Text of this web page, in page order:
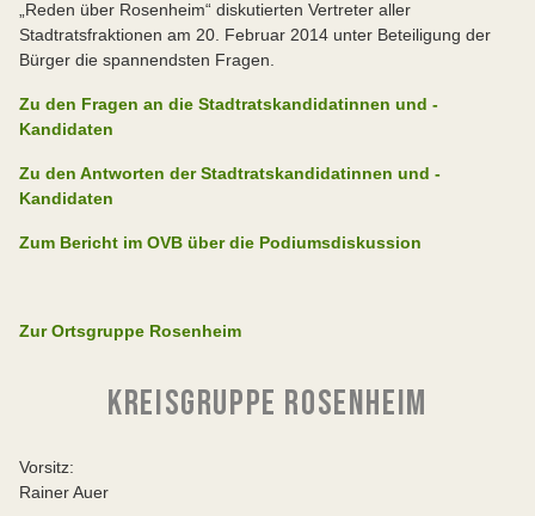
„Reden über Rosenheim“ diskutierten Vertreter aller
Stadtratsfraktionen am 20. Februar 2014 unter Beteiligung der
Bürger die spannendsten Fragen.
Zu den Fragen an die Stadtratskandidatinnen und -
Kandidaten
Zu den Antworten der Stadtratskandidatinnen und -
Kandidaten
Zum Bericht im OVB über die Podiumsdiskussion
Zur Ortsgruppe Rosenheim
KREISGRUPPE ROSENHEIM
Vorsitz:
Rainer Auer